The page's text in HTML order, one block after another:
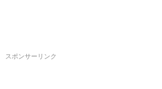
スポンサーリンク